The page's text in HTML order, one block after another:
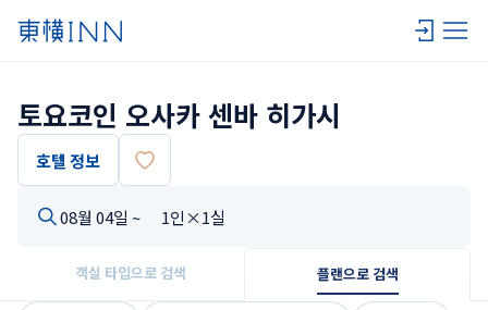
토요코인 오사카 센바 히가시
호텔 정보
08월 04일 ~ 1인×1실
객실 타입으로 검색 플랜으로 검색